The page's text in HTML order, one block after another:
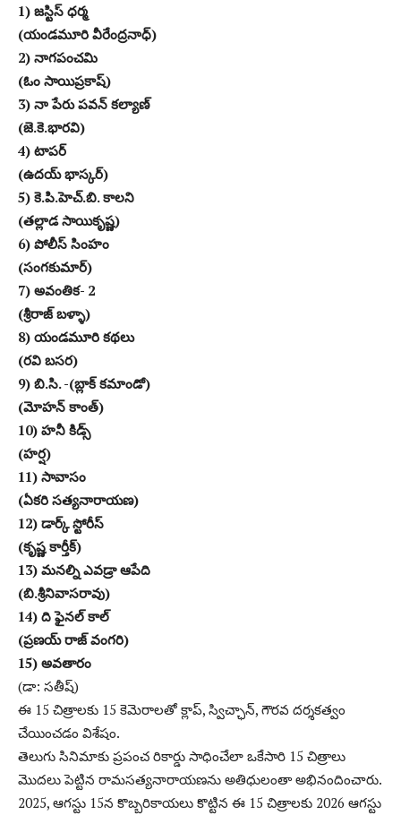
1) జస్టిస్ ధర్మ
(యండమూరి వీరేంద్రనాధ్)
2) నాగపంచమి
(ఓం సాయిప్రకాష్)
3) నా పేరు పవన్ కల్యాణ్
(జె.కె.భారవి)
4) టాపర్
(ఉదయ్ భాస్కర్)
5) కె.పి.హెచ్.బి. కాలని
(తల్లాడ సాయికృష్ణ)
6) పోలీస్ సింహం
(సంగకుమార్)
7) అవంతిక- 2
(శ్రీరాజ్ బళ్ళా)
8) యండమూరి కథలు
(రవి బసర)
9) బి.సి. -(బ్లాక్ కమాండో)
(మోహన్ కాంత్)
10) హనీ కిడ్స్
(హర్ష)
11) సావాసం
(ఏకరి సత్యనారాయణ)
12) డార్క్ స్టోరీస్
(కృష్ణ కార్తీక్)
13) మనల్ని ఎవడ్రా ఆపేది
(బి.శ్రీనివాసరావు)
14) ది ఫైనల్ కాల్
(ప్రణయ్ రాజ్ వంగరి)
15) అవతారం
(డా: సతీష్)
ఈ 15 చిత్రాలకు 15 కెమెరాలతో క్లాప్, స్విచ్ఛాన్, గౌరవ దర్శకత్వం
చేయించడం విశేషం.
తెలుగు సినిమాకు ప్రపంచ రికార్డు సాధించేలా ఒకేసారి 15 చిత్రాలు
మొదలు పెట్టిన రామసత్యనారాయణను అతిధులంతా అభినందించారు.
2025, ఆగస్టు 15న కొబ్బరికాయలు కొట్టిన ఈ 15 చిత్రాలకు 2026 ఆగస్టు